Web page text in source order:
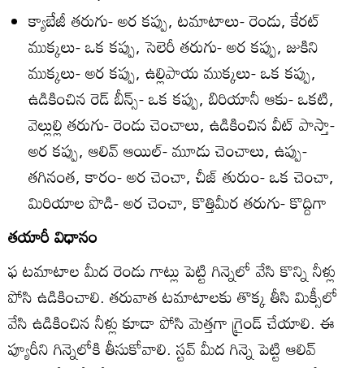
క్యాబేజీ తరుగు- అర కప్పు, టమాటాలు- రెండు, కేరట్‌
ముక్కలు- ఒక కప్పు, సెలెరీ తరుగు- అర కప్పు, జుకిని
ముక్కలు- అర కప్పు, ఉల్లిపాయ ముక్కలు- ఒక కప్పు,
ఉడికించిన రెడ్‌ బీన్స్‌- ఒక కప్పు, బిరియానీ ఆకు- ఒకటి,
వెల్లుల్లి తరుగు- రెండు చెంచాలు, ఉడికించిన వీట్‌ పాస్తా-
అర కప్పు, ఆలివ్‌ ఆయిల్‌- మూడు చెంచాలు, ఉప్పు-
తగినంత, కారం- అర చెంచా, చీజ్‌ తురుం- ఒక చెంచా,
మిరియాల పొడి- అర చెంచా, కొత్తిమీర తరుగు- కొద్దిగా
తయారీ విధానం
ఫ టమాటాల మీద రెండు గాట్లు పెట్టి గిన్నెలో వేసి కొన్ని నీళ్లు
పోసి ఉడికించాలి. తరువాత టమాటాలకు తొక్క తీసి మిక్సీలో
వేసి ఉడికించిన నీళ్లు కూడా పోసి మెత్తగా గ్రైండ్‌ చేయాలి. ఈ
ప్యూరీని గిన్నెలోకి తీసుకోవాలి. స్టవ్‌ మీద గిన్నె పెట్టి ఆలివ్‌